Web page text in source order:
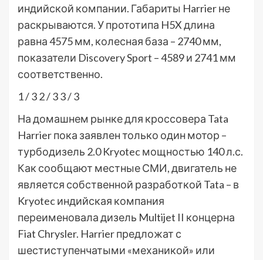
индийской компании. Габариты Harrier не
раскрываются. У прототипа H5X длина
равна 4575 мм, колесная база – 2740 мм,
показатели Discovery Sport – 4589 и 2741 мм
соответственно.
1/ 32/ 33/ 3
На домашнем рынке для кроссовера Tata
Harrier пока заявлен только один мотор –
турбодизель 2.0 Kryotec мощностью 140 л.с.
Как сообщают местные СМИ, двигатель не
является собственной разработкой Tata – в
Kryotec индийская компания
переименовала дизель Multijet II концерна
Fiat Chrysler. Harrier предложат с
шестиступенчатыми «механикой» или